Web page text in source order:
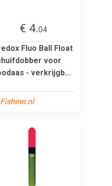
€ 4.04
Fluo Ball Float
voor
- verkrijgb...
Fishinn.nl